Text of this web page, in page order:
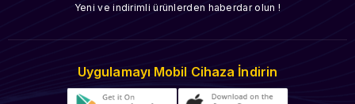
Yeni ve indirimli ürünlerden haberdar olun !
Uygulamayı Mobil Cihaza İndirin